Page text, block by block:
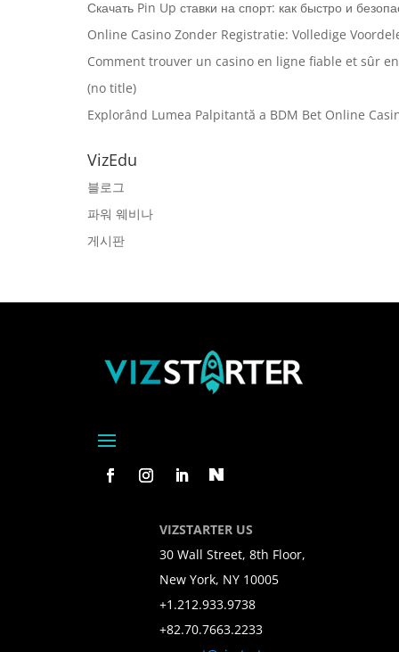
Скачать Pin Up ставки на спорт: как быстро и
Online Casino Zonder Registratie: Volledige
Comment trouver un casino en ligne fiable et sûr
(no title)
Explorând Lumea Palpitantă a BDM Bet Online
VizEdu
블로그
파워 웨비나
게시판
VIZSTARTER US
30 Wall Street, 8th Floor,
New York, NY 10005
+1.212.933.9738
+82.70.7663.2233